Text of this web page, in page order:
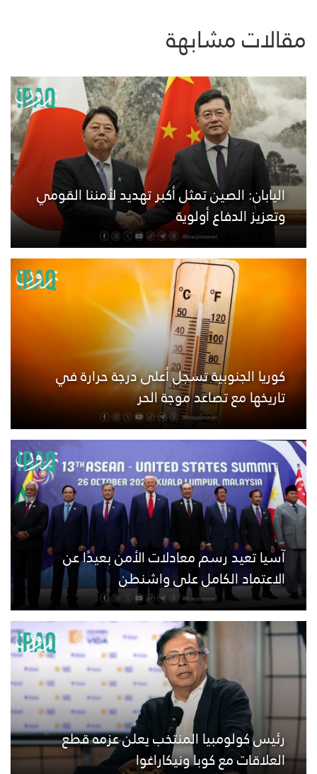
مقالات مشابهة
اليابان: الصين تمثل أكبر تهديد لأمننا القومي
وتعزيز الدفاع أولوية
كوريا الجنوبية تسجل أعلى درجة حرارة في
تاريخها مع تصاعد موجة الحر
آسيا تعيد رسم معادلات الأمن بعيدًا عن
الاعتماد الكامل على واشنطن
رئيس كولومبيا المنتخب يعلن عزمه قطع
العلاقات مع كوبا ونيكاراغوا